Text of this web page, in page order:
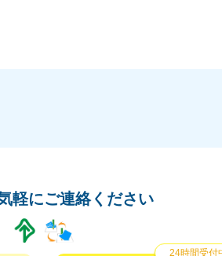
軽にご連絡ください
24時間受付